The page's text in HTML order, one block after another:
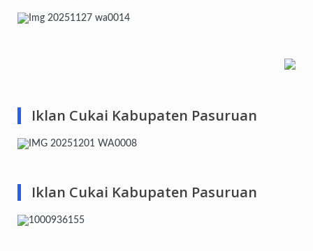
Iklan Cukai Kabupaten Pasuruan
Iklan Cukai Kabupaten Pasuruan